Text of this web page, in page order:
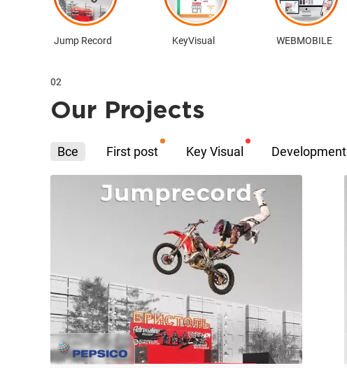
Jump Record KeyVisual WEBMOBILE
02
Our Projects
Все First post Key Visual Development